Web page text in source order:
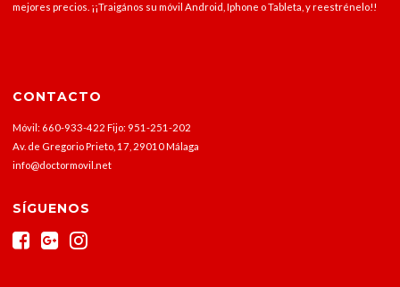
mejores precios. ¡¡Traigános su móvil Android, Iphone o Tableta, y reestrénelo!!
CONTACTO
Móvil: 660-933-422 Fijo: 951-251-202
Av. de Gregorio Prieto, 17, 29010 Málaga
info@doctormovil.net
SÍGUENOS